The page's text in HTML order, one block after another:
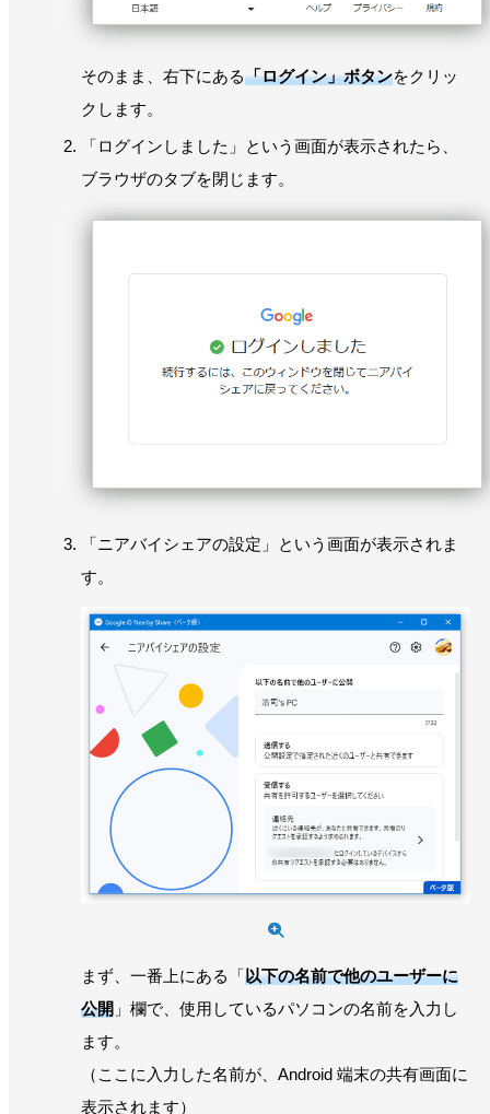
そのまま、右下にある「ログイン」ボタンをクリッ
クします。
「ログインしました」という画面が表示されたら、
ブラウザのタブを閉じます。
「ニアバイシェアの設定」という画面が表示されま
す。
まず、一番上にある「以下の名前で他のユーザーに
公開 」欄で、使用しているパソコンの名前を入力し
ます。
（ここに入力した名前が、Android 端末の共有画面に
表示されます）